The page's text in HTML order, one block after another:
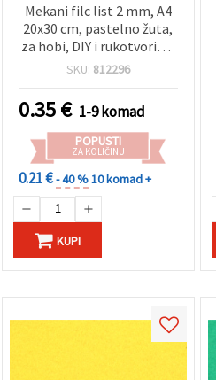
Mekani filc list 2 mm, A4
20x30 cm, pastelno žuta,
za hobi, DIY i rukotvorine,
1 kom
SKU: 812296
0.35€ 1-9 komad
POPUSTI
ZA KOLIČINU
0.21 €- 40 %10 komad +
KUPI